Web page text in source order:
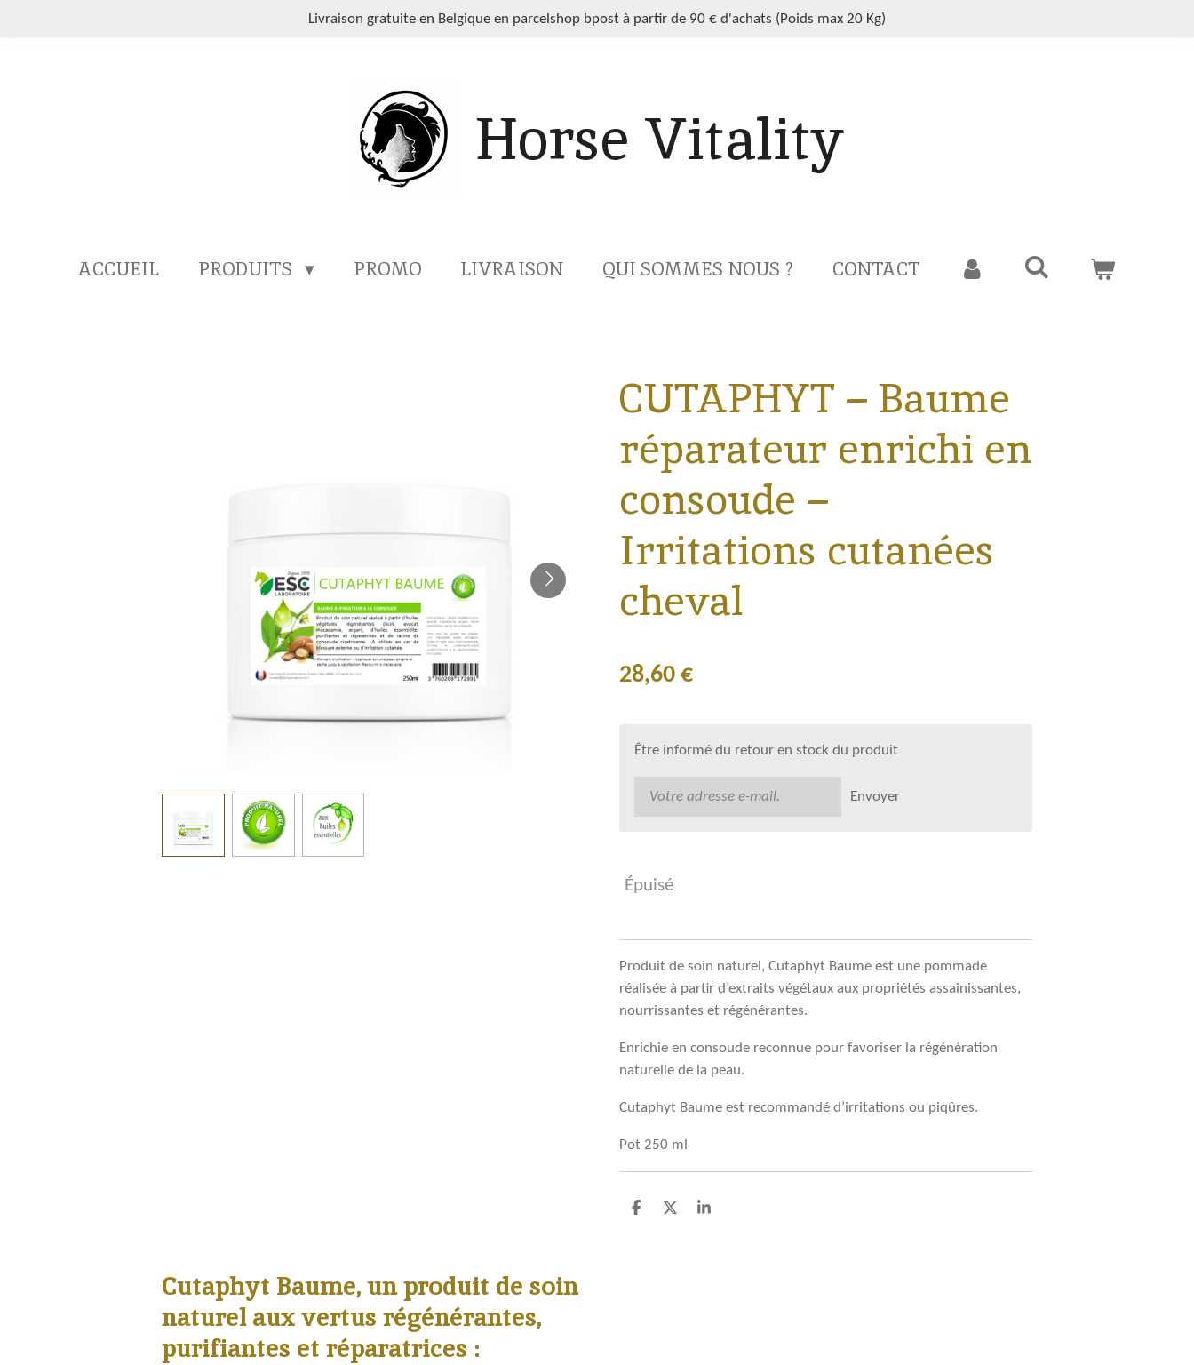
Livraison gratuite en Belgique en parcelshop bpost à partir de 90 € d'achats (Poids max 20 Kg)
Horse Vitality
ACCUEIL PRODUITS PROMO LIVRAISON QUI SOMMES NOUS ? CONTACT
CUTAPHYT – Baume
réparateur enrichi en
consoude –
Irritations cutanées
cheval
28,60 €
Être informé du retour en stock du produit
Envoyer
Épuisé
Produit de soin naturel, Cutaphyt Baume est une pommade
réalisée à partir d’extraits végétaux aux propriétés assainissantes,
nourrissantes et régénérantes.
Enrichie en consoude reconnue pour favoriser la régénération
naturelle de la peau.
Cutaphyt Baume est recommandé d’irritations ou piqûres.
Pot 250 ml
P
P
P
Cutaphyt Baume, un produit de soin
naturel aux vertus régénérantes,
purifiantes et réparatrices :